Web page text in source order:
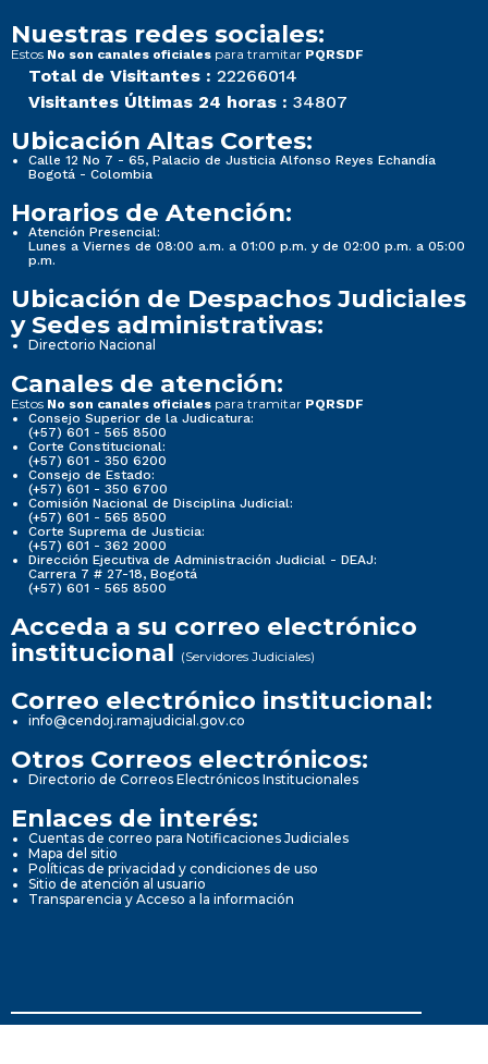
Nuestras redes sociales:
Estos No son canales oficiales para tramitar PQRSDF
Total de Visitantes : 22266014
Visitantes Últimas 24 horas : 34807
Ubicación Altas Cortes:
Calle 12 No 7 - 65, Palacio de Justicia Alfonso Reyes Echandía
Bogotá - Colombia
Horarios de Atención:
Atención Presencial:
Lunes a Viernes de 08:00 a.m. a 01:00 p.m. y de 02:00 p.m. a 05:00
p.m.
Ubicación de Despachos Judiciales
y Sedes administrativas:
Directorio Nacional
Canales de atención:
Estos No son canales oficiales para tramitar PQRSDF
Consejo Superior de la Judicatura:
(+57) 601 - 565 8500
Corte Constitucional:
(+57) 601 - 350 6200
Consejo de Estado:
(+57) 601 - 350 6700
Comisión Nacional de Disciplina Judicial:
(+57) 601 - 565 8500
Corte Suprema de Justicia:
(+57) 601 - 362 2000
Dirección Ejecutiva de Administración Judicial - DEAJ:
Carrera 7 # 27-18, Bogotá
(+57) 601 - 565 8500
Acceda a su correo electrónico
institucional (Servidores Judiciales)
Correo electrónico institucional:
info@cendoj.ramajudicial.gov.co
Otros Correos electrónicos:
Directorio de Correos Electrónicos Institucionales
Enlaces de interés:
Cuentas de correo para Notificaciones Judiciales
Mapa del sitio
Políticas de privacidad y condiciones de uso
Sitio de atención al usuario
Transparencia y Acceso a la información